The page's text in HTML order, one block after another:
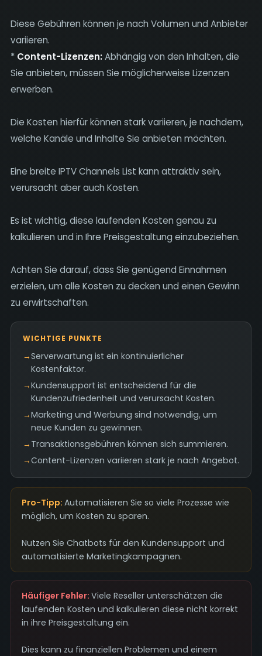
Diese Gebühren können je nach Volumen und Anbieter
variieren.
* Content-Lizenzen:Abhängig von den Inhalten, die
Sie anbieten, müssen Sie möglicherweise Lizenzen
erwerben.
Die Kosten hierfür können stark variieren, je nachdem,
welche Kanäle und Inhalte Sie anbieten möchten.
Eine breite IPTV Channels List kann attraktiv sein,
verursacht aber auch Kosten.
Es ist wichtig, diese laufenden Kosten genau zu
kalkulieren und in Ihre Preisgestaltung einzubeziehen.
Achten Sie darauf, dass Sie genügend Einnahmen
erzielen, um alle Kosten zu decken und einen Gewinn
zu erwirtschaften.
WICHTIGE PUNKTE
→Serverwartung ist ein kontinuierlicher
Kostenfaktor.
→Kundensupport ist entscheidend für die
Kundenzufriedenheit und verursacht Kosten.
→Marketing und Werbung sind notwendig, um
neue Kunden zu gewinnen.
→ Transaktionsgebühren können sich summieren.
→Content-Lizenzen variieren stark je nach Angebot.
Pro-Tipp: Automatisieren Sie so viele Prozesse wie
möglich, um Kosten zu sparen.
Nutzen Sie Chatbots für den Kundensupport und
automatisierte Marketingkampagnen.
Häufiger Fehler: Viele Reseller unterschätzen die
laufenden Kosten und kalkulieren diese nicht korrekt
in ihre Preisgestaltung ein.
Dies kann zu finanziellen Problemen und einem